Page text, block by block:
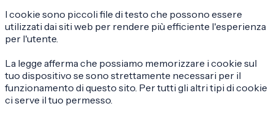
I cookie sono piccoli file di testo che possono essere
utilizzati dai siti web per rendere più efficiente l'esperienza
per l'utente.
La legge afferma che possiamo memorizzare i cookie sul
tuo dispositivo se sono strettamente necessari per il
funzionamento di questo sito. Per tutti gli altri tipi di cookie
ci serve il tuo permesso.